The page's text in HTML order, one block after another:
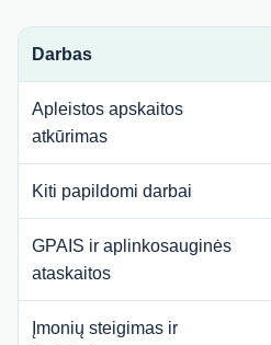
Darbas
Apleistos apskaitos
atkūrimas
Kiti papildomi darbai
GPAIS ir aplinkosauginės
ataskaitos
Įmonių steigimas ir